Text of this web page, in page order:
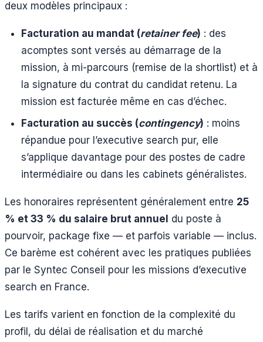
deux modèles principaux :
Facturation au mandat (retainer fee) : des
acomptes sont versés au démarrage de la
mission, à mi-parcours (remise de la shortlist) et à
la signature du contrat du candidat retenu. La
mission est facturée même en cas d’échec.
Facturation au succès (contingency) : moins
répandue pour l’executive search pur, elle
s’applique davantage pour des postes de cadre
intermédiaire ou dans les cabinets généralistes.
Les honoraires représentent généralement entre 25
% et 33 % du salaire brut annuel du poste à
pourvoir, package fixe — et parfois variable — inclus.
Ce barème est cohérent avec les pratiques publiées
par le Syntec Conseil pour les missions d’executive
search en France.
Les tarifs varient en fonction de la complexité du
profil, du délai de réalisation et du marché